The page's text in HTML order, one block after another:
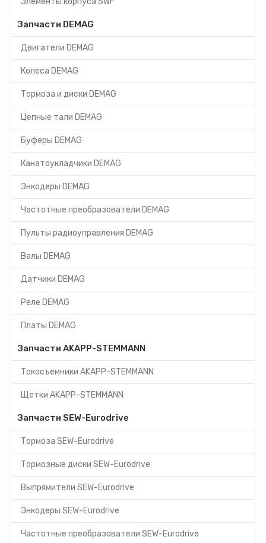
Запчасти DEMAG
Двигатели DEMAG
Колеса DEMAG
Тормоза и диски DEMAG
Цепные тали DEMAG
Буферы DEMAG
Канатоукладчики DEMAG
Энкодеры DEMAG
Частотные преобразователи DEMAG
Пульты радиоуправления DEMAG
Валы DEMAG
Датчики DEMAG
Реле DEMAG
Платы DEMAG
Запчасти AKAPP-STEMMANN
Токосъемники AKAPP-STEMMANN
Щетки AKAPP-STEMMANN
Запчасти SEW-Eurodrive
Тормоза SEW-Eurodrive
Тормозные диски SEW-Eurodrive
Выпрямители SEW-Eurodrive
Энкодеры SEW-Eurodrive
Частотные преобразователи SEW-Eurodrive